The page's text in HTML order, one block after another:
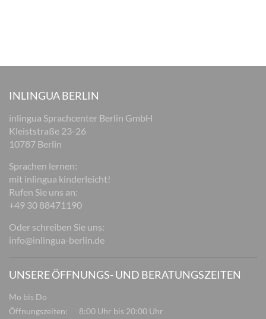
INLINGUA BERLIN
inlingua Sprachcenter Berlin GmbH
Kleiststraße 23-26
10787 Berlin
Sprachen lernen:
mit inlingua kinderleicht!
Rufen Sie uns an:
+49 30 88471190
Oder schreiben Sie uns:
info@inlingua-berlin.de
UNSERE ÖFFNUNGS- UND BERATUNGSZEITEN
Mo bis Do
Öffnungszeiten:
8:00 Uhr bis 20:00 Uhr